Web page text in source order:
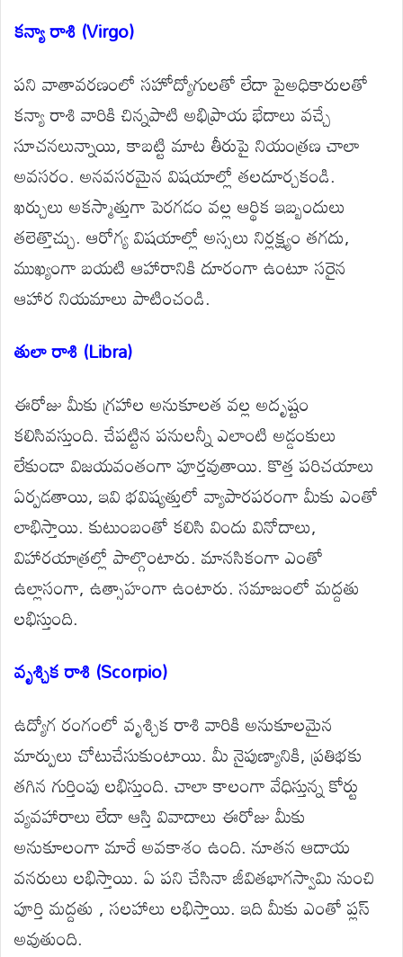
కన్యా రాశి (Virgo)
పని వాతావరణంలో సహోద్యోగులతో లేదా పైఅధికారులతో
కన్యా రాశి వారికి చిన్నపాటి అభిప్రాయ భేదాలు వచ్చే
సూచనలున్నాయి, కాబట్టి మాట తీరుపై నియంత్రణ చాలా
అవసరం. అనవసరమైన విషయాల్లో తలదూర్చకండి.
ఖర్చులు అకస్మాత్తుగా పెరగడం వల్ల ఆర్థిక ఇబ్బందులు
తలెత్తొచ్చు. ఆరోగ్య విషయాల్లో అస్సలు నిర్లక్ష్యం తగదు,
ముఖ్యంగా బయటి ఆహారానికి దూరంగా ఉంటూ సరైన
ఆహార నియమాలు పాటించండి.
తులా రాశి (Libra)
ఈరోజు మీకు గ్రహాల అనుకూలత వల్ల అదృష్టం
కలిసివస్తుంది. చేపట్టిన పనులన్నీ ఎలాంటి అడ్డంకులు
లేకుండా విజయవంతంగా పూర్తవుతాయి. కొత్త పరిచయాలు
ఏర్పడతాయి, ఇవి భవిష్యత్తులో వ్యాపారపరంగా మీకు ఎంతో
లాభిస్తాయి. కుటుంబంతో కలిసి విందు వినోదాలు,
విహారయాత్రల్లో పాల్గొంటారు. మానసికంగా ఎంతో
ఉల్లాసంగా, ఉత్సాహంగా ఉంటారు. సమాజంలో మద్దతు
లభిస్తుంది.
వృశ్చిక రాశి (Scorpio)
ఉద్యోగ రంగంలో వృశ్చిక రాశి వారికి అనుకూలమైన
మార్పులు చోటుచేసుకుంటాయి. మీ నైపుణ్యానికి, ప్రతిభకు
తగిన గుర్తింపు లభిస్తుంది. చాలా కాలంగా వేధిస్తున్న కోర్టు
వ్యవహారాలు లేదా ఆస్తి వివాదాలు ఈరోజు మీకు
అనుకూలంగా మారే అవకాశం ఉంది. నూతన ఆదాయ
వనరులు లభిస్తాయి. ఏ పని చేసినా జీవితభాగస్వామి నుంచి
పూర్తి మద్దతు , సలహాలు లభిస్తాయి. ఇది మీకు ఎంతో ప్లస్
అవుతుంది.